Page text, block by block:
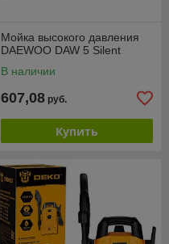
Мойка высокого давления
DAEWOO DAW 5 Silent
В наличии
607,08 руб.
Купить